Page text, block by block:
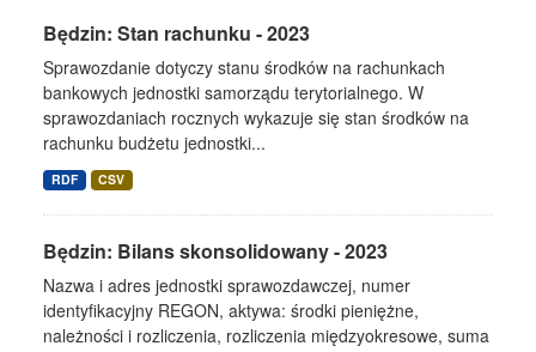
Będzin: Stan rachunku - 2023
Sprawozdanie dotyczy stanu środków na rachunkach
bankowych jednostki samorządu terytorialnego. W
sprawozdaniach rocznych wykazuje się stan środków na
rachunku budżetu jednostki...
RDF CSV
Będzin: Bilans skonsolidowany - 2023
Nazwa i adres jednostki sprawozdawczej, numer
identyfikacyjny REGON, aktywa: środki pieniężne,
należności i rozliczenia, rozliczenia międzyokresowe, suma